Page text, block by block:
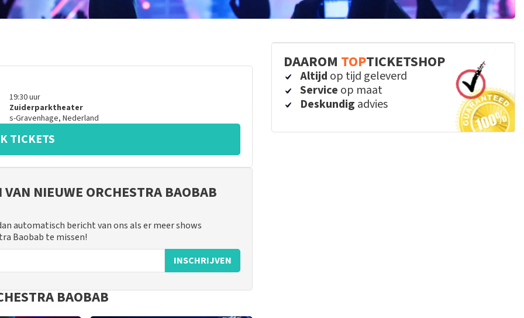
19:30uur
Zuiderparktheater
s-Gravenhage, Nederland
TICKETS
NIEUWE ORCHESTRA BAOBAB
automatisch bericht van ons als er meer shows
Baobab te missen!
INSCHRIJVEN
BAOBAB
DAAROM TOPTICKETSHOP
Altijd op tijd geleverd
Service op maat
Deskundig advies